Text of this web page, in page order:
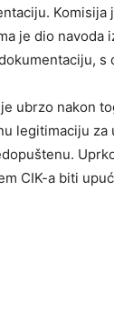
je dio navoda
ubrzo nakon
legitimaciju
CIK-a biti